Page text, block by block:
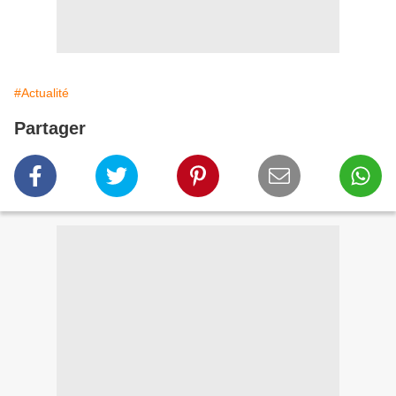
#Actualité
Partager